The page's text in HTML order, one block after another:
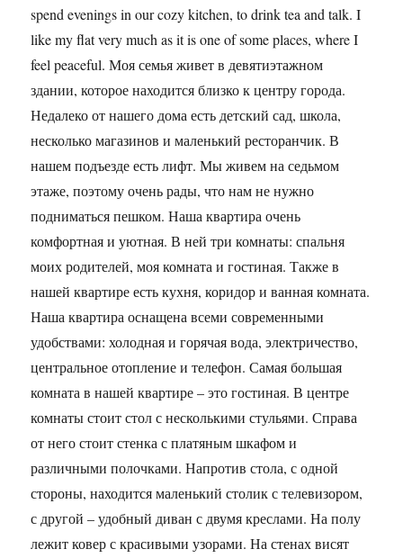
spend evenings in our cozy kitchen, to drink tea and talk. I
like my flat very much as it is one of some places, where I
feel peaceful. Моя семья живет в девятиэтажном
здании, которое находится близко к центру города.
Недалеко от нашего дома есть детский сад, школа,
несколько магазинов и маленький ресторанчик. В
нашем подъезде есть лифт. Мы живем на седьмом
этаже, поэтому очень рады, что нам не нужно
подниматься пешком. Наша квартира очень
комфортная и уютная. В ней три комнаты: спальня
моих родителей, моя комната и гостиная. Также в
нашей квартире есть кухня, коридор и ванная комната.
Наша квартира оснащена всеми современными
удобствами: холодная и горячая вода, электричество,
центральное отопление и телефон. Самая большая
комната в нашей квартире – это гостиная. В центре
комнаты стоит стол с несколькими стульями. Справа
от него стоит стенка с платяным шкафом и
различными полочками. Напротив стола, с одной
стороны, находится маленький столик с телевизором,
с другой – удобный диван с двумя креслами. На полу
лежит ковер с красивыми узорами. На стенах висят